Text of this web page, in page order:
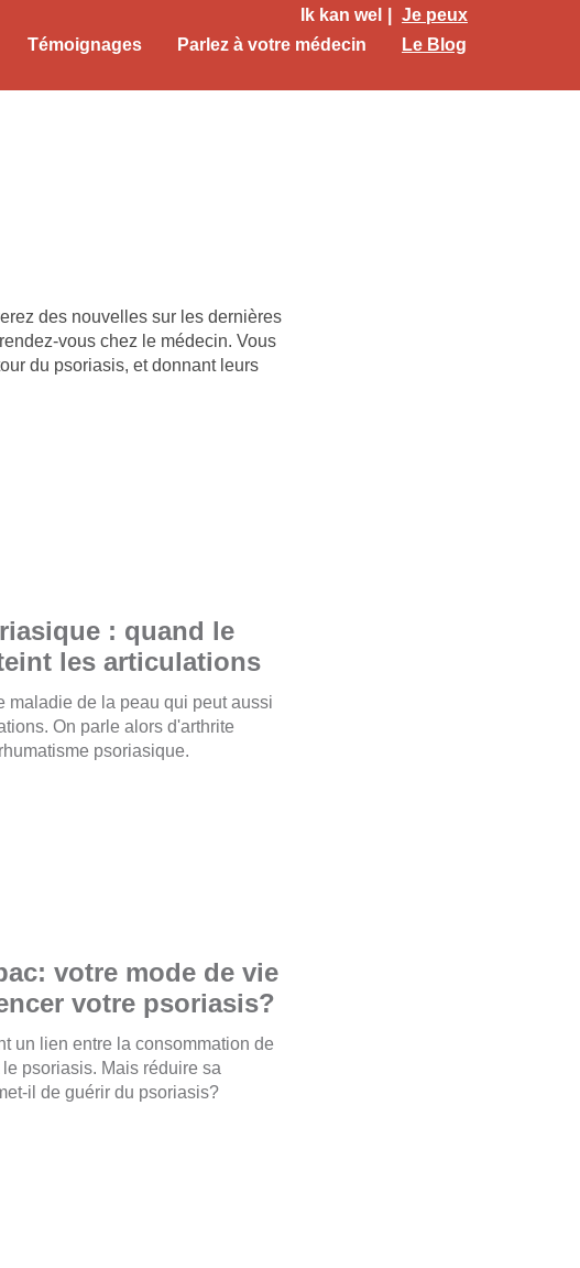
Ik kan wel
Je peux
Témoignages
Parlez à votre médecin Le Blog
des nouvelles sur les dernières
vous chez le médecin. Vous
du psoriasis, et donnant leurs
: quand le
les articulations
maladie de la peau qui peut aussi
On parle alors d'arthrite
psoriasique.
votre mode de vie
votre psoriasis?
un lien entre la consommation de
psoriasis. Mais réduire sa
il de guérir du psoriasis?